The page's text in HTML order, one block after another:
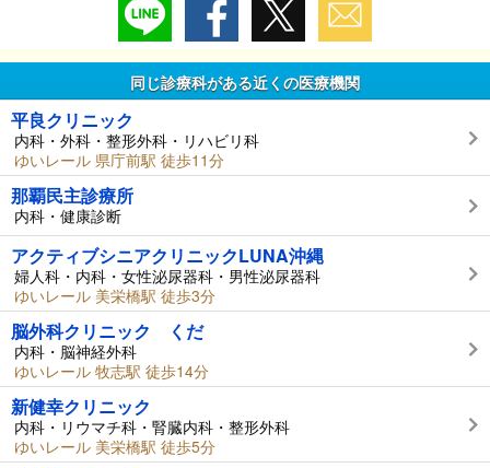
同じ診療科がある近くの医療機関
平良クリニック
内科・外科・整形外科・リハビリ科
ゆいレール 県庁前駅 徒歩11分
那覇民主診療所
内科・健康診断
アクティブシニアクリニックLUNA沖縄
婦人科・内科・女性泌尿器科・男性泌尿器科
ゆいレール 美栄橋駅 徒歩3分
脳外科クリニック くだ
内科・脳神経外科
ゆいレール 牧志駅 徒歩14分
新健幸クリニック
内科・リウマチ科・腎臓内科・整形外科
ゆいレール 美栄橋駅 徒歩5分